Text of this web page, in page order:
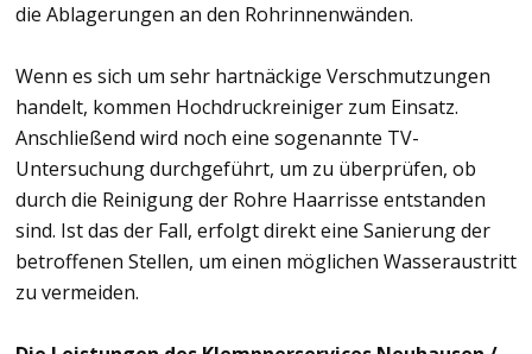
die Ablagerungen an den Rohrinnenwänden.
Wenn es sich um sehr hartnäckige Verschmutzungen
handelt, kommen Hochdruckreiniger zum Einsatz.
Anschließend wird noch eine sogenannte TV-
Untersuchung durchgeführt, um zu überprüfen, ob
durch die Reinigung der Rohre Haarrisse entstanden
sind. Ist das der Fall, erfolgt direkt eine Sanierung der
betroffenen Stellen, um einen möglichen Wasseraustritt
zu vermeiden.